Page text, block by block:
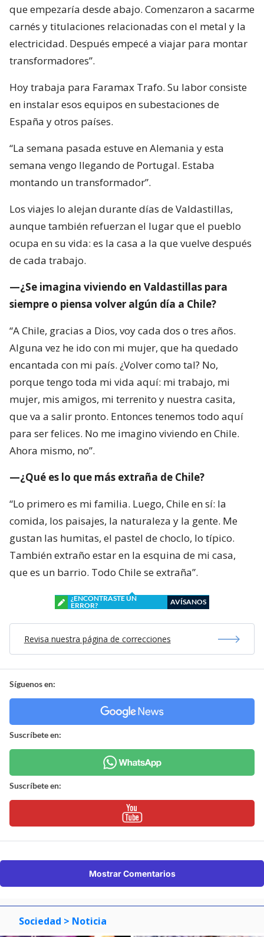
que empezaría desde abajo. Comenzaron a sacarme
carnés y titulaciones relacionadas con el metal y la
electricidad. Después empecé a viajar para montar
transformadores”.
Hoy trabaja para Faramax Trafo. Su labor consiste
en instalar esos equipos en subestaciones de
España y otros países.
“La semana pasada estuve en Alemania y esta
semana vengo llegando de Portugal. Estaba
montando un transformador”.
Los viajes lo alejan durante días de Valdastillas,
aunque también refuerzan el lugar que el pueblo
ocupa en su vida: es la casa a la que vuelve después
de cada trabajo.
—¿Se imagina viviendo en Valdastillas para
siempre o piensa volver algún día a Chile?
“A Chile, gracias a Dios, voy cada dos o tres años.
Alguna vez he ido con mi mujer, que ha quedado
encantada con mi país. ¿Volver como tal? No,
porque tengo toda mi vida aquí: mi trabajo, mi
mujer, mis amigos, mi terrenito y nuestra casita,
que va a salir pronto. Entonces tenemos todo aquí
para ser felices. No me imagino viviendo en Chile.
Ahora mismo, no”.
—¿Qué es lo que más extraña de Chile?
“Lo primero es mi familia. Luego, Chile en sí: la
comida, los paisajes, la naturaleza y la gente. Me
gustan las humitas, el pastel de choclo, lo típico.
También extraño estar en la esquina de mi casa,
que es un barrio. Todo Chile se extraña”.
¿ENCONTRASTE UN
ERROR?
AVÍSANOS
Revisa nuestra página de correcciones
Síguenos en:
Suscríbete en:
Suscríbete en:
Mostrar Comentarios
Sociedad > Noticia